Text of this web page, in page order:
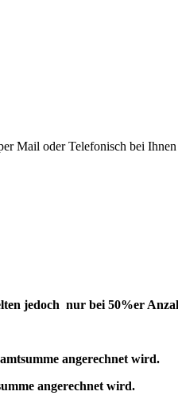
Mail oder Telefonisch bei
jedoch nur bei 50%er
angerechnet wird.
angerechnet wird.